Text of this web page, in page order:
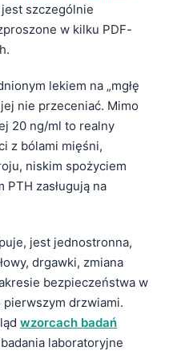
jest szczególnie
w kilku PDF-
lekiem na „mgłę
nie przeceniać. Mimo
20 ng/ml to realny
z bólami mięśni,
niskim spożyciem
zasługują na
jest jednostronna,
drgawki, zmiana
bezpieczeństwa w
pierwszym drzwiami.
wzorcach badań
laboratoryjne